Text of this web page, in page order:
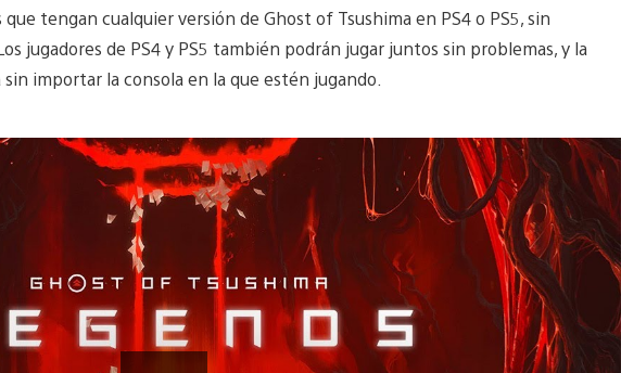
tengan cualquier versión de Ghost of Tsushima en PS4 o PS5, sin
jugadores de PS4 y PS5 también podrán jugar juntos sin problemas, y la
importar la consola en la que estén jugando.